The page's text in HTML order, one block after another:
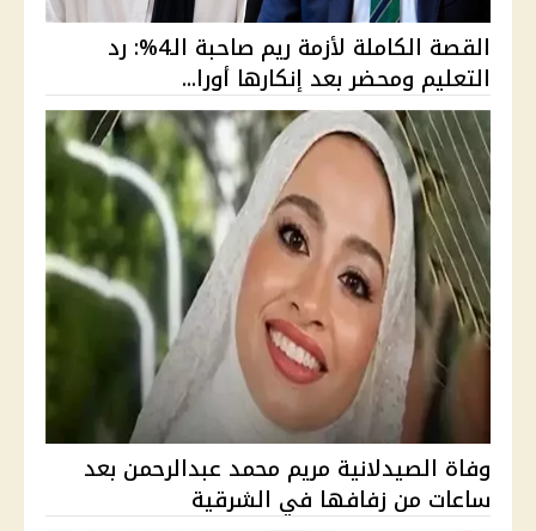
القصة الكاملة لأزمة ريم صاحبة الـ4%: رد
التعليم ومحضر بعد إنكارها أورا...
وفاة الصيدلانية مريم محمد عبدالرحمن بعد
ساعات من زفافها في الشرقية